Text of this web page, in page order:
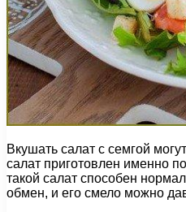
Вкушать салат с семгой
салат приготовлен именно
такой салат способен
обмен, и его смело можно